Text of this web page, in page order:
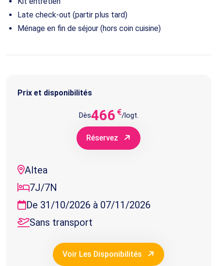
Late check-out (partir plus tard)
Ménage en fin de séjour (hors coin cuisine)
Prix et disponibilités
Dès466 €/logt.
Réservez
Altea
7J/7N
De 31/10/2026 à 07/11/2026
Sans transport
Voir Les Disponibilités